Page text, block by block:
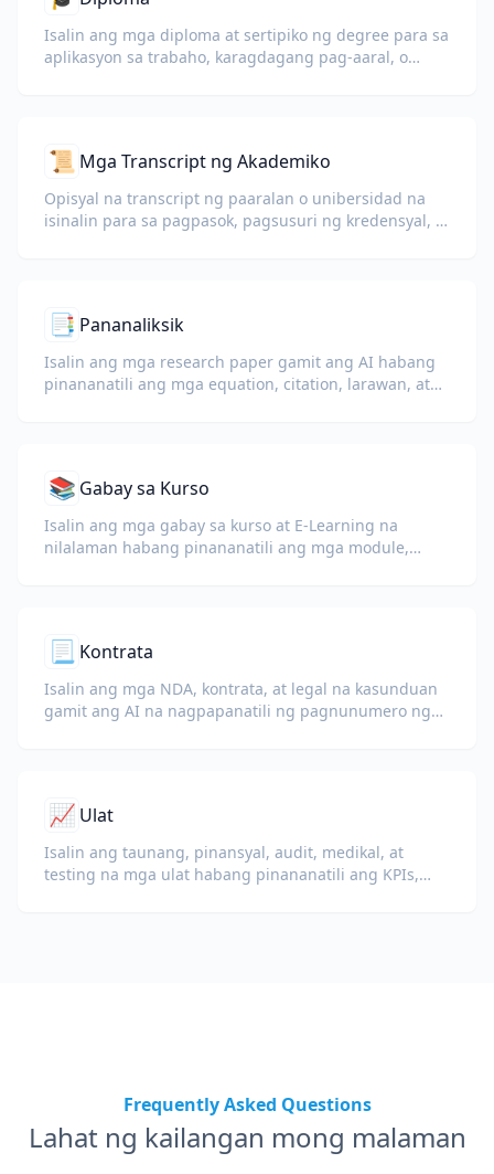
Isalin ang mga diploma at sertipiko ng degree para sa
aplikasyon sa trabaho, karagdagang pag-aaral, o
📜 Mga Transcript ng Akademiko
Opisyal na transcript ng paaralan o unibersidad na
isinalin para sa pagpasok, pagsusuri ng kredensyal, o
📑 Pananaliksik
Isalin ang mga research paper gamit ang AI habang
pinananatili ang mga equation, citation, larawan, at
📚 Gabay sa Kurso
Isalin ang mga gabay sa kurso at E-Learning na
nilalaman habang pinananatili ang mga module,
📃 Kontrata
Isalin ang mga NDA, kontrata, at legal na kasunduan
gamit ang AI na nagpapanatili ng pagnunumero ng
📈 Ulat
Isalin ang taunang, pinansyal, audit, medikal, at
testing na mga ulat habang pinananatili ang KPIs,
Frequently Asked Questions
Lahat ng kailangan mong malaman